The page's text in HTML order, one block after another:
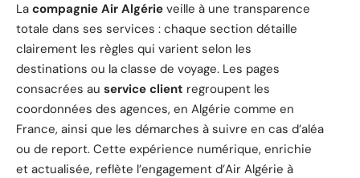
La compagnie Air Algérie veille à une transparence
totale dans ses services : chaque section détaille
clairement les règles qui varient selon les
destinations ou la classe de voyage. Les pages
consacrées au service client regroupent les
coordonnées des agences, en Algérie comme en
France, ainsi que les démarches à suivre en cas d’aléa
ou de report. Cette expérience numérique, enrichie
et actualisée, reflète l’engagement d’Air Algérie à